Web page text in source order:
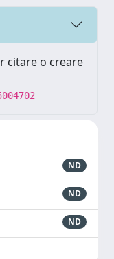
citare o creare
ND
ND
ND